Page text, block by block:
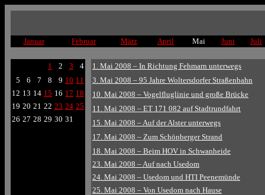
Januar Februar März April Mai Juni Juli
1 2 3
4
5
6 7 8 9 10 11
12 13 14 15 16 17 18
19 20 21 22 23 24 25
26 27 28 29 30 31
1. Mai 2008 – In Richtung Fehmarn unterwegs
3. Mai 2008 – 95 Jahre Woltersdorfer Straßenbahn
10. Mai 2008 – Vogelfluglinie und große Brücke
11. Mai 2008 – ET 171 082 auf Stadtrundfahrt
15. Mai 2008 – Auf der Alster unterwegs
17. Mai 2008 – Zum Schönberger Strand
18. Mai 2008 – Beim HOV in Schwanheide
23. Mai 2008 – Auf nach Usedom
24. Mai 2008 – Usedom und HTI Peenemünde
25. Mai 2008 – Von Usedom nach Hause